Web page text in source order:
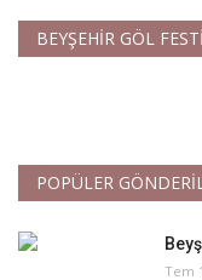
BEYŞEHİR GÖL
POPÜLER
Tem